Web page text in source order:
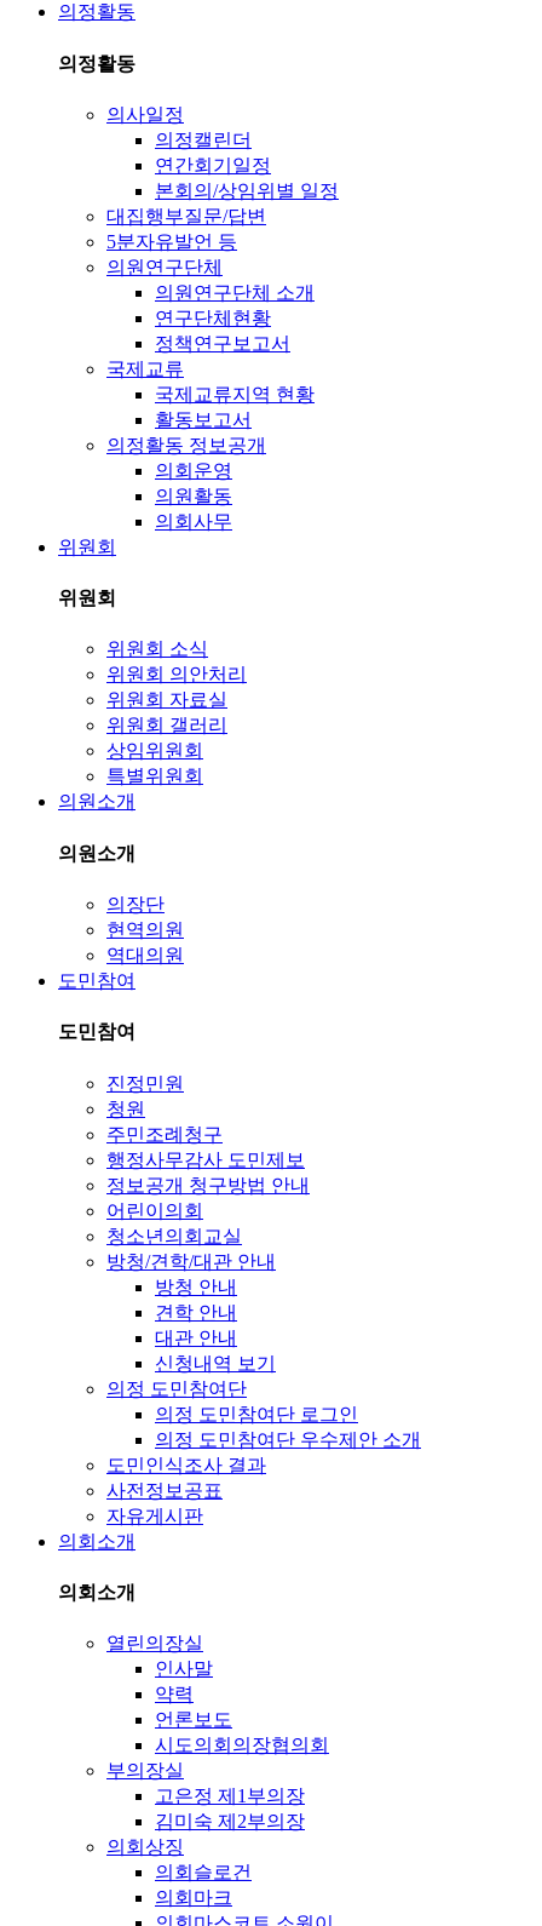
의정활동
의정활동
의사일정
의정캘린더
연간회기일정
본회의/상임위별 일정
대집행부질문/답변
5분자유발언 등
의원연구단체
의원연구단체 소개
연구단체현황
정책연구보고서
국제교류
국제교류지역 현황
활동보고서
의정활동 정보공개
의회운영
의원활동
의회사무
위원회
위원회
위원회 소식
위원회 의안처리
위원회 자료실
위원회 갤러리
상임위원회
특별위원회
의원소개
의원소개
의장단
현역의원
역대의원
도민참여
도민참여
진정민원
청원
주민조례청구
행정사무감사 도민제보
정보공개 청구방법 안내
어린이의회
청소년의회교실
방청/견학/대관 안내
방청 안내
견학 안내
대관 안내
신청내역 보기
의정 도민참여단
의정 도민참여단 로그인
의정 도민참여단 우수제안 소개
도민인식조사 결과
사전정보공표
자유게시판
의회소개
의회소개
열린의장실
인사말
약력
언론보도
시도의회의장협의회
부의장실
고은정 제1부의장
김미숙 제2부의장
의회상징
의회슬로건
의회마크